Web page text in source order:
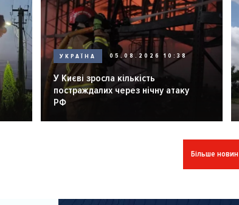
УКРАЇНА 05.08.2026 10:38
У Києві зросла кількість
постраждалих через нічну атаку
РФ
Більше новин